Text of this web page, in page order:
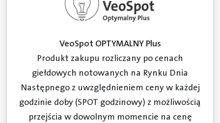
VeoSpot OPTYMALNY Plus
Produkt zakupu rozliczany po cenach
giełdowych notowanych na Rynku Dnia
Następnego z uwzględnieniem ceny w każdej
godzinie doby (SPOT godzinowy) z możliwością
przejścia w dowolnym momencie na cenę